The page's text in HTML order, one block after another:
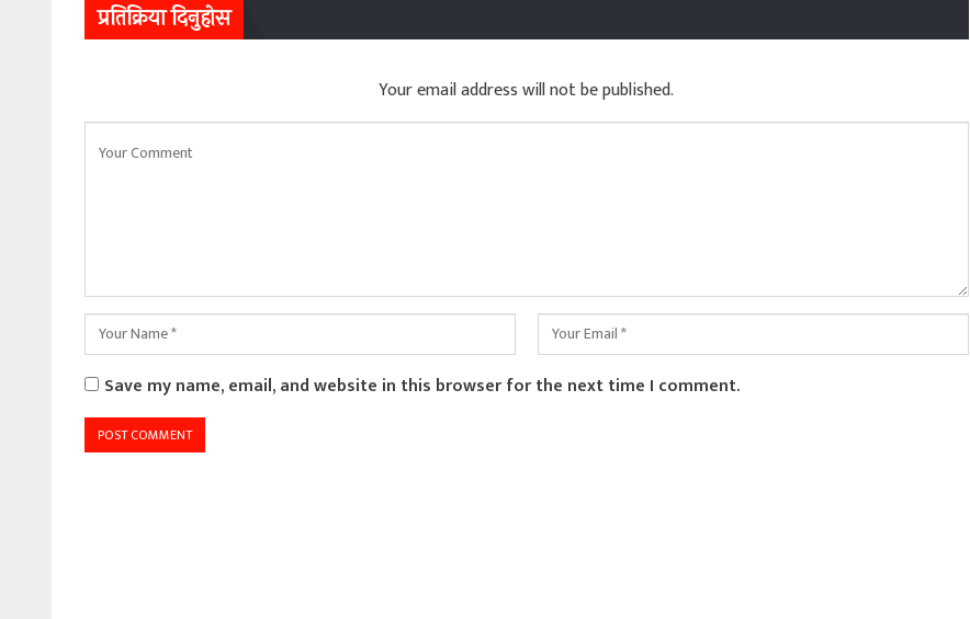
प्रतिक्रिया दिनुहोस
Your email address will not be published.
Save my name, email, and website in this browser for the next time I comment.